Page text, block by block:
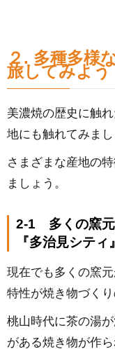
２. 多種多様
旅してみよう
美濃焼の歴史に触
地にも触れてみまし
さまざまな産地の
ましょう。
2-1 多くの窯
『多治見シティ』
現在でも多くの窯
特性が焼き物づく
桃山時代に茶の湯
がある焼き物が作ら